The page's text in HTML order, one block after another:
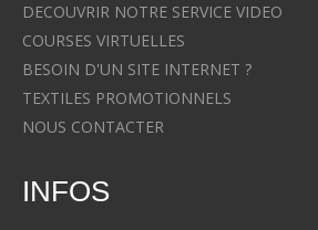
DECOUVRIR NOTRE SERVICE VIDEO
COURSES VIRTUELLES
BESOIN D'UN SITE INTERNET ?
TEXTILES PROMOTIONNELS
NOUS CONTACTER
INFOS